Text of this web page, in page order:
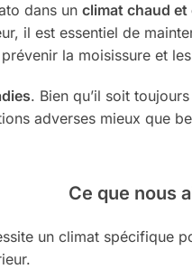
dans un climat chaud et
il est essentiel de
la moisissure et
. Bien qu’il soit
adverses mieux que
Ce que nous
un climat spécifique